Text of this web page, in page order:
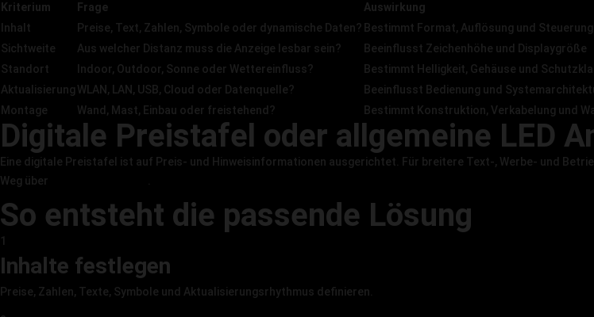
Kriterium Frage Auswirkung
Inhalt
Preise, Text, Zahlen, Symbole oder dynamische Daten? Bestimmt Format, Auflösung und Steuerung
Sichtweite
Aus welcher Distanz muss die Anzeige lesbar sein? Beeinflusst Zeichenhöhe und Displaygröße
Standort
Indoor, Outdoor, Sonne oder Wettereinfluss? Bestimmt Helligkeit, Gehäuse und
Aktualisierung WLAN, LAN, USB, Cloud oder Datenquelle? Beeinflusst Bedienung und
Montage
Wand, Mast, Einbau oder freistehend? Bestimmt Konstruktion, Verkabelung und
Digitale Preistafel oder allgemeine LED
Eine digitale Preistafel ist auf Preis- und Hinweisinformationen ausgerichtet. Für breitere Text-, Werbe- und
Weg über
So entsteht die passende Lösung
1
Inhalte festlegen
Preise, Zahlen, Texte, Symbole und Aktualisierungsrhythmus definieren.